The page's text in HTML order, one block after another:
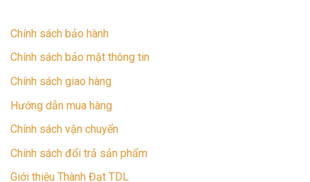
Chính sách bảo hành
Chính sách bảo mật thông tin
Chính sách giao hàng
Hướng dẫn mua hàng
Chính sách vận chuyển
Chính sách đổi trả sản phẩm
Giới thiệu Thành Đạt TDL